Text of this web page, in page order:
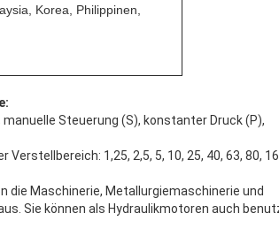
Korea, Philippinen,
Steuerung (S), konstanter Druck (P),
1,25, 2,5, 5, 10, 25, 40, 63, 80,
die Maschinerie, Metallurgiemaschinerie und
Sie können als Hydraulikmotoren auch